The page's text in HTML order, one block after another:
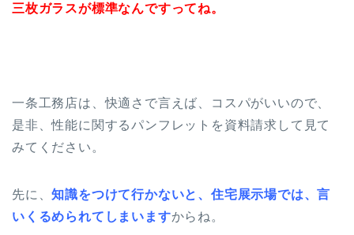
三枚ガラスが標準なんですってね。
一条工務店は、快適さで言えば、コスパがいいので、
是非、性能に関するパンフレットを資料請求して見て
みてください。
先に、知識をつけて行かないと、住宅展示場では、言
いくるめられてしまいますからね。